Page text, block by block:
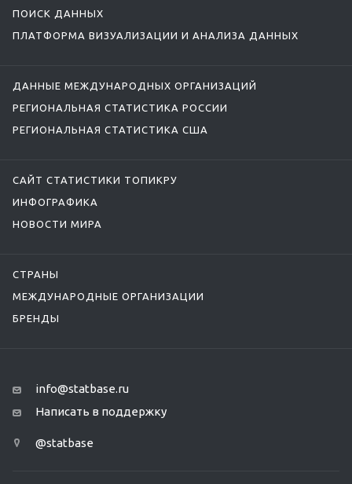
ПОИСК ДАННЫХ
ПЛАТФОРМА ВИЗУАЛИЗАЦИИ И АНАЛИЗА ДАННЫХ
ДАННЫЕ МЕЖДУНАРОДНЫХ ОРГАНИЗАЦИЙ
РЕГИОНАЛЬНАЯ СТАТИСТИКА РОССИИ
РЕГИОНАЛЬНАЯ СТАТИСТИКА США
САЙТ СТАТИСТИКИ ТОПИКРУ
ИНФОГРАФИКА
НОВОСТИ МИРА
СТРАНЫ
МЕЖДУНАРОДНЫЕ ОРГАНИЗАЦИИ
БРЕНДЫ
info@statbase.ru
Написать в поддержку
@statbase